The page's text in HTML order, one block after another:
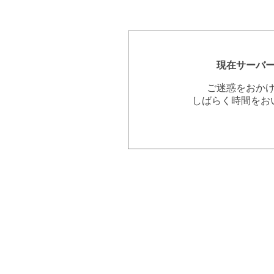
現在サーバ
ご迷惑をおか
しばらく時間を